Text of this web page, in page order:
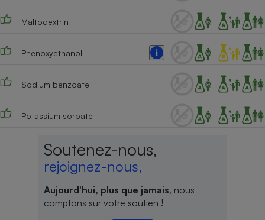
Maltodextrin
Phenoxyethanol
Sodium benzoate
Potassium sorbate
Soutenez-nous,
rejoignez-nous,
Aujourd'hui, plus que jamais, nous
comptons sur votre soutien !